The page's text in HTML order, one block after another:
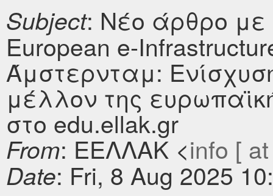
Subject: Νέο άρθρο με
European e-
Άμστερνταμ:
μέλλον της
στο edu.ellak.gr
From: ΕΕΛΛΑΚ <info [
Date: Fri, 8 Aug 2025